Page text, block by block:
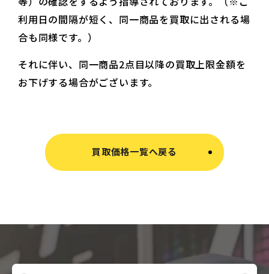
利用日の間隔が短く、同一商品を買取に出される場
合も同様です。）
それに伴い、同一商品2点目以降の買取上限金額を
お下げする場合がございます。
買取価格一覧へ戻る